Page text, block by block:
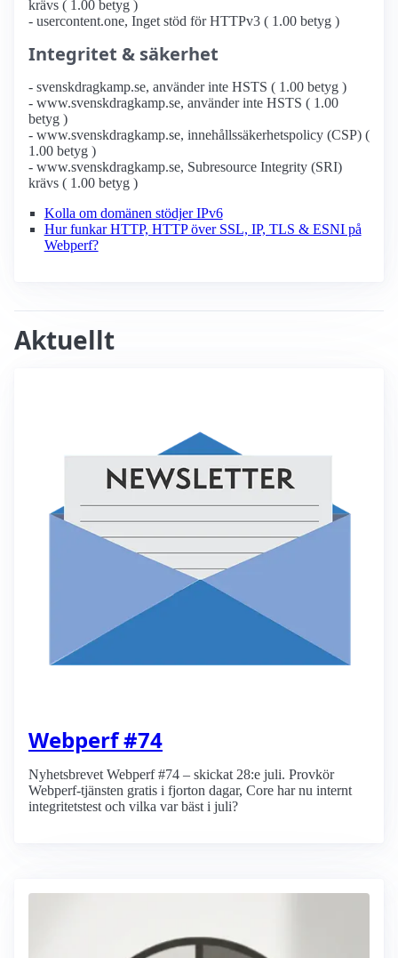
krävs ( 1.00 betyg )
- usercontent.one, Inget stöd för HTTPv3 ( 1.00 betyg )
Integritet & säkerhet
- svenskdragkamp.se, använder inte HSTS ( 1.00 betyg )
- www.svenskdragkamp.se, använder inte HSTS ( 1.00
betyg )
- www.svenskdragkamp.se, innehållssäkerhetspolicy (CSP) (
1.00 betyg )
- www.svenskdragkamp.se, Subresource Integrity (SRI)
krävs ( 1.00 betyg )
Kolla om domänen stödjer IPv6
Hur funkar HTTP, HTTP över SSL, IP, TLS & ESNI på
Webperf?
Aktuellt
Webperf #74
Nyhetsbrevet Webperf #74 – skickat 28:e juli. Provkör
Webperf-tjänsten gratis i fjorton dagar, Core har nu internt
integritetstest och vilka var bäst i juli?